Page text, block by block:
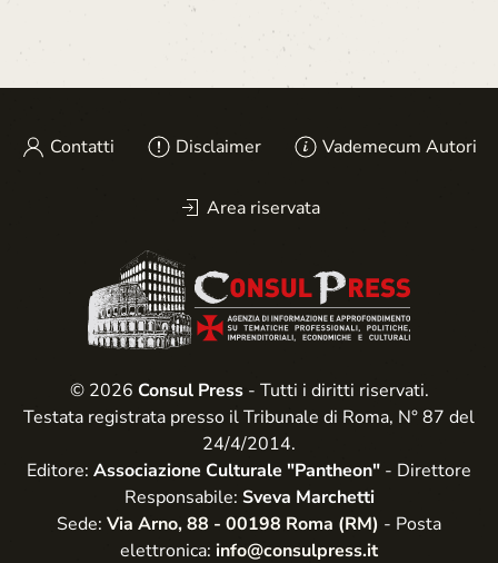
Contatti Disclaimer Vademecum Autori
Area riservata
© 2026 Consul Press- Tutti i diritti riservati.
Testata registrata presso il Tribunale di Roma, N° 87 del
24/4/2014.
Editore: Associazione Culturale "Pantheon" - Direttore
Responsabile: Sveva Marchetti
Sede: Via Arno, 88 - 00198 Roma (RM) - Posta
elettronica: info@consulpress.it